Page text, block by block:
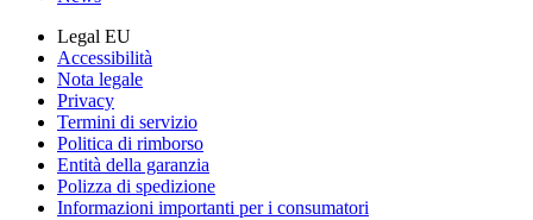
Legal EU
Accessibilità
Nota legale
Privacy
Termini di servizio
Politica di rimborso
Entità della garanzia
Polizza di spedizione
Informazioni importanti per i consumatori